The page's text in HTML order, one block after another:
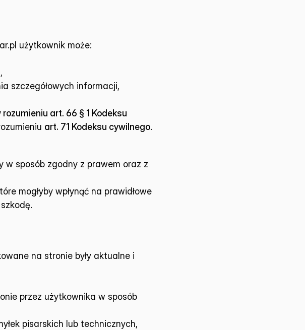
użytkownik może:
szczegółowych informacji,
art. 66 § 1 Kodeksu
art. 71 Kodeksu cywilnego.
w sposób zgodny z prawem oraz z
mogłyby wpłynąć na prawidłowe
na stronie były aktualne i
przez użytkownika w sposób
pisarskich lub technicznych,